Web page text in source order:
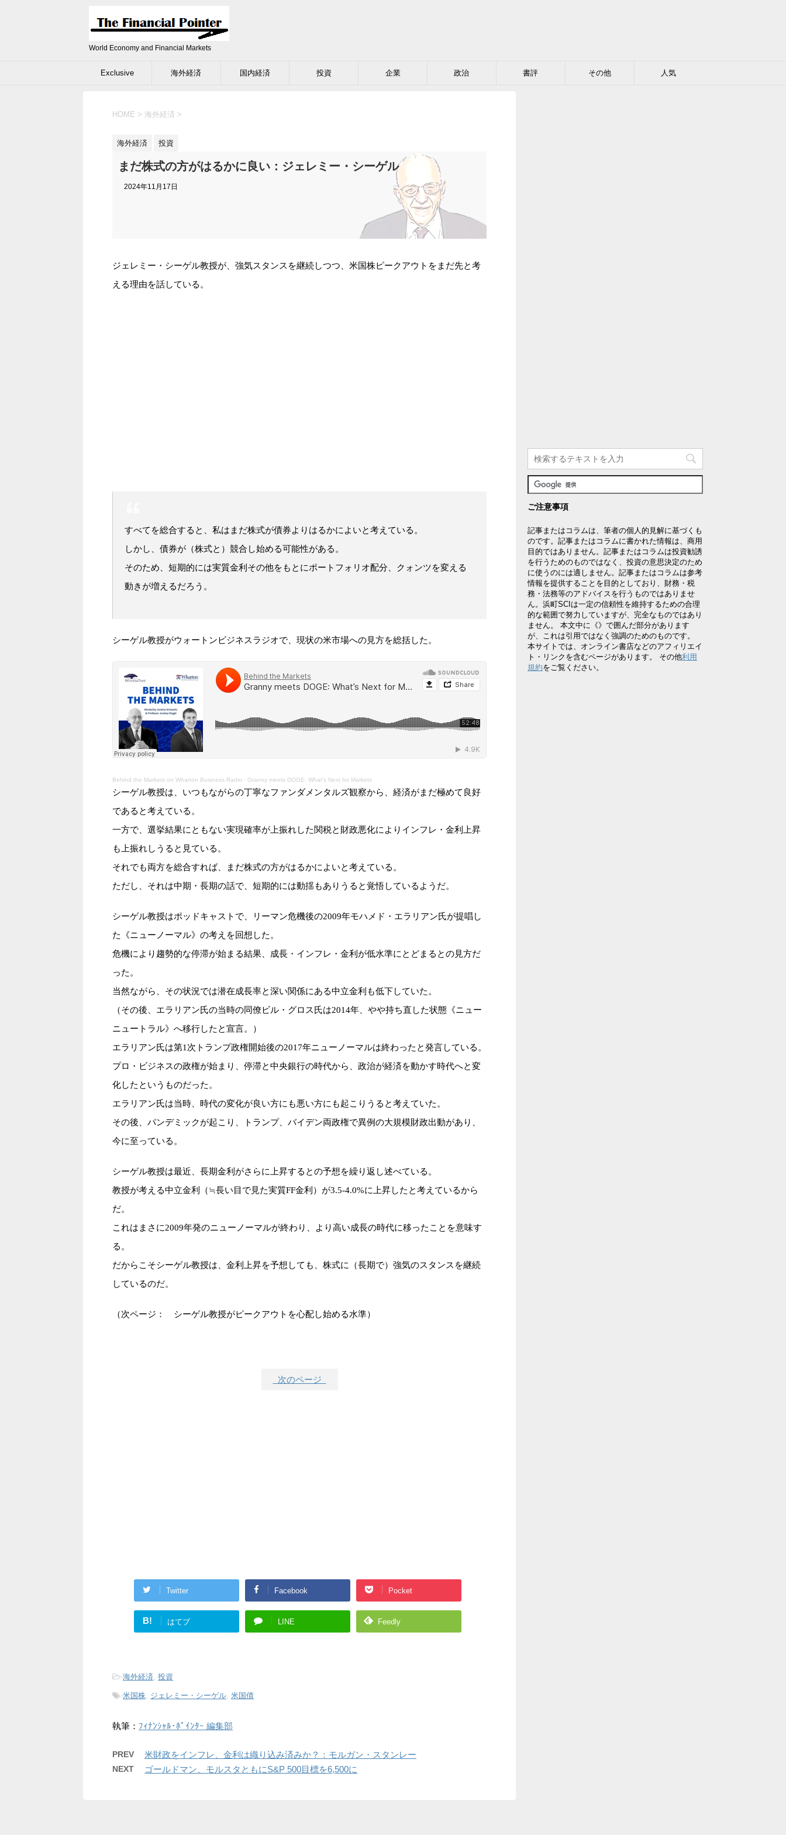
World Economy and Financial Markets
Exclusive 海外経済 国内経済 投資 企業 政治 書評 その他 人気
HOME > 海外経済 >
海外経済 投資
まだ株式の方がはるかに良い：ジェレミー・シーゲル
2024年11月17日
ジェレミー・シーゲル教授が、強気スタンスを継続しつつ、米国株ピークアウトをまだ先と考
える理由を話している。
すべてを総合すると、私はまだ株式が債券よりはるかによいと考えている。
しかし、債券が（株式と）競合し始める可能性がある。
そのため、短期的には実質金利その他をもとにポートフォリオ配分、クォンツを変える
動きが増えるだろう。
シーゲル教授がウォートンビジネスラジオで、現状の米市場への見方を総括した。
Behind the Markets on Wharton Business Radio · Granny meets DOGE: What’s Next for Markets
シーゲル教授は、いつもながらの丁寧なファンダメンタルズ観察から、経済がまだ極めて良好
であると考えている。
一方で、選挙結果にともない実現確率が上振れした関税と財政悪化によりインフレ・金利上昇
も上振れしうると見ている。
それでも両方を総合すれば、まだ株式の方がはるかによいと考えている。
ただし、それは中期・長期の話で、短期的には動揺もありうると覚悟しているようだ。
シーゲル教授はポッドキャストで、リーマン危機後の2009年モハメド・エラリアン氏が提唱し
た《ニューノーマル》の考えを回想した。
危機により趨勢的な停滞が始まる結果、成長・インフレ・金利が低水準にとどまるとの見方だ
った。
当然ながら、その状況では潜在成長率と深い関係にある中立金利も低下していた。
（その後、エラリアン氏の当時の同僚ビル・グロス氏は2014年、やや持ち直した状態《ニュー
ニュートラル》へ移行したと宣言。）
エラリアン氏は第1次トランプ政権開始後の2017年ニューノーマルは終わったと発言している。
プロ・ビジネスの政権が始まり、停滞と中央銀行の時代から、政治が経済を動かす時代へと変
化したというものだった。
エラリアン氏は当時、時代の変化が良い方にも悪い方にも起こりうると考えていた。
その後、パンデミックが起こり、トランプ、バイデン両政権で異例の大規模財政出動があり、
今に至っている。
シーゲル教授は最近、長期金利がさらに上昇するとの予想を繰り返し述べている。
教授が考える中立金利（≒長い目で見た実質FF金利）が3.5-4.0%に上昇したと考えているから
だ。
これはまさに2009年発のニューノーマルが終わり、より高い成長の時代に移ったことを意味す
る。
だからこそシーゲル教授は、金利上昇を予想しても、株式に（長期で）強気のスタンスを継続
しているのだ。
（次ページ： シーゲル教授がピークアウトを心配し始める水準）
次のページ
Twitter Facebook Pocket
B! はてブ LINE Feedly
-海外経済, 投資
-米国株, ジェレミー・シーゲル, 米国債
執筆： ﾌｨﾅﾝｼｬﾙ･ﾎﾟｲﾝﾀｰ 編集部
PREV 米財政をインフレ、金利は織り込み済みか？：モルガン・スタンレー
NEXT ゴールドマン、モルスタともにS&P 500目標を6,500に
ご注意事項
記事またはコラムは、筆者の個人的見解に基づくも
のです。記事またはコラムに書かれた情報は、商用
目的ではありません。記事またはコラムは投資勧誘
を行うためのものではなく、投資の意思決定のため
に使うのには適しません。記事またはコラムは参考
情報を提供することを目的としており、財務・税
務・法務等のアドバイスを行うものではありませ
ん。浜町SCIは一定の信頼性を維持するための合理
的な範囲で努力していますが、完全なものではあり
ません。 本文中に《》で囲んだ部分があります
が、これは引用ではなく強調のためのものです。
本サイトでは、オンライン書店などのアフィリエイ
ト・リンクを含むページがあります。 その他利用
規約をご覧ください。